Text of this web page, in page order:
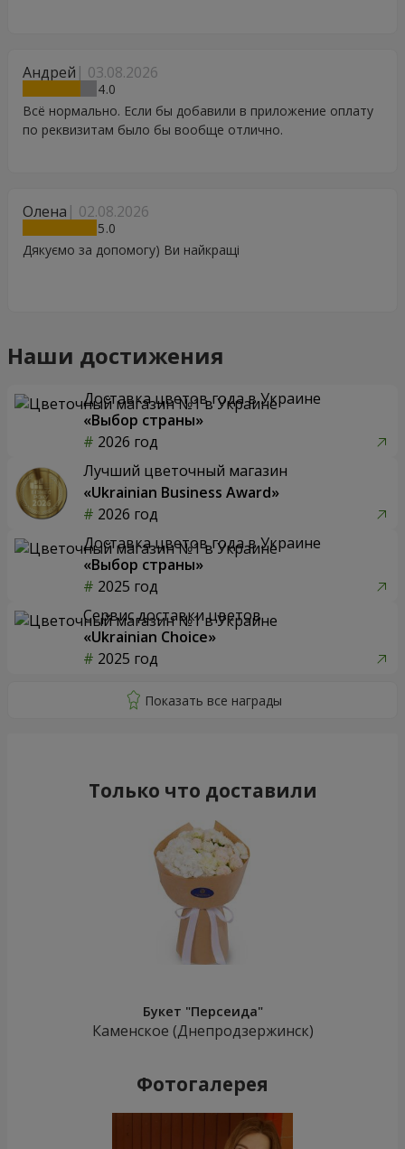
Андрей 03.08.2026
4
Всё нормально. Если бы добавили в приложение оплату
по реквизитам было бы вообще отлично.
Олена 02.08.2026
5
Дякуємо за допомогу) Ви найкращі
Наши достижения
Доставка цветов года в Украине
«Выбор страны»
2026 год
Лучший цветочный магазин
«Ukrainian Business Award»
2026 год
Доставка цветов года в Украине
«Выбор страны»
2025 год
Сервис доставки цветов
«Ukrainian Choice»
2025 год
Только что доставили
Букет "Персеида"
Каменское (Днепродзержинск)
Фотогалерея